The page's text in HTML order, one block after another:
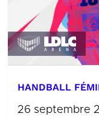
HANDBALL
26 septembre